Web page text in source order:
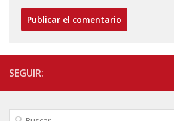
SEGUIR:
Buscar: